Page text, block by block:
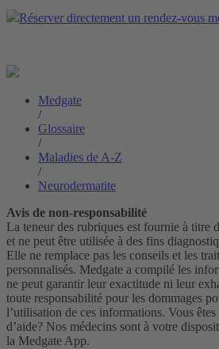
Réserver directement un rendez-vous
Medgate
/
Glossaire
/
Maladies de A-Z
/
Neurodermatite
Avis de non-responsabilité
La teneur des rubriques est fournie à titre
et ne peut être utilisée à des fins
Elle ne remplace pas les conseils et les
personnalisés. Medgate a compilé les
ne peut garantir leur exactitude ni leur
toute responsabilité pour les dommages
l’utilisation de ces informations. Vous
d’aide? Nos médecins sont à votre
la Medgate App.